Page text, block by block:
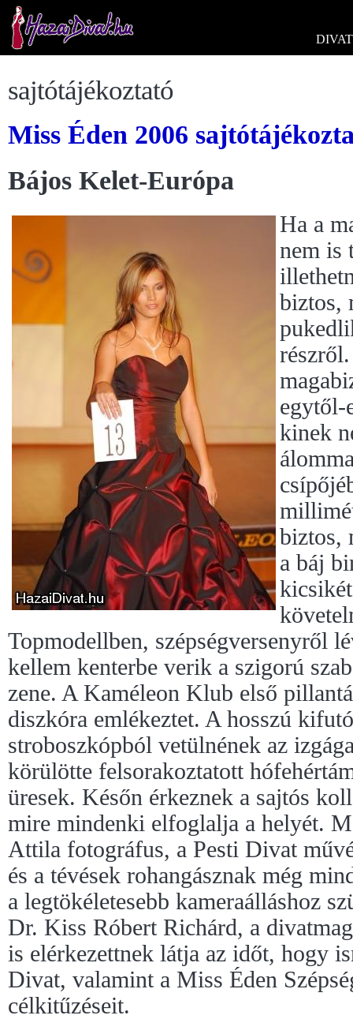
DIVAT
sajtótájékoztató
Miss Éden 2006
Bájos Kelet-Európa
Ha a
nem is
biztos,
egytől-
kinek
biztos,
a báj
Topmodellben, szépségversenyről
kellem kenterbe verik a szigorú
zene. A Kaméleon Klub első
diszkóra emlékeztet. A hosszú
stroboszkópból vetülnének az
körülötte felsorakoztatott
üresek. Későn érkeznek a sajtós
mire mindenki elfoglalja a helyét.
Attila fotográfus, a Pesti Divat
és a tévések rohangásznak még
a legtökéletesebb kameraálláshoz
Dr. Kiss Róbert Richárd, a
is elérkezettnek látja az időt, hogy
Divat, valamint a Miss Éden
célkitűzéseit.